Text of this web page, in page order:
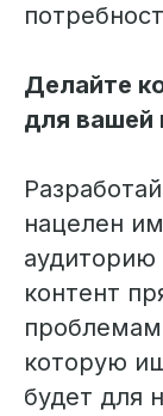
Делайте
для вашей
нацелен
контент
которую
будет для